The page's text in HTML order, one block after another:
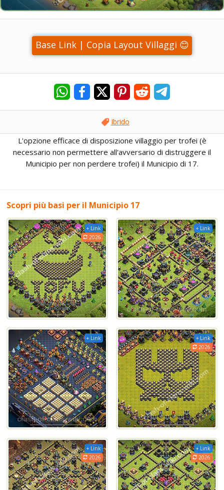
Base Link | Copia Layout Villaggi 😊
Ibrido
L'opzione efficace di disposizione villaggio per trofei (è
necessario non permettere all'avversario di distruggere il
Municipio per non perdere trofei) il Municipio di 17.
Scopri più basi per il Municipio 17
+ Link
2026
+ Link
+ Link
+ Link
2026
+ Link
2026
+ Link
2026